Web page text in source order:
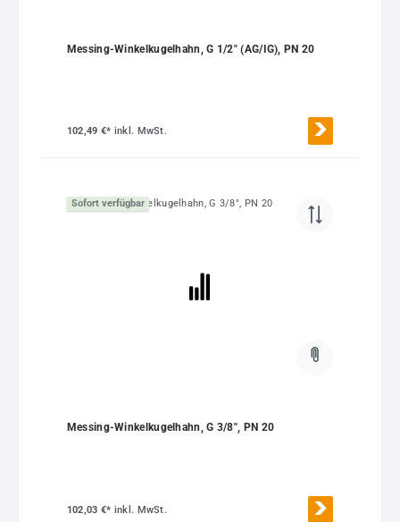
Messing-Winkelkugelhahn, G 1/2" (AG/IG), PN 20
102,49 €* inkl. MwSt.
Sofort verfügbar
Messing-Winkelkugelhahn, G 3/8", PN 20
102,03 €* inkl. MwSt.